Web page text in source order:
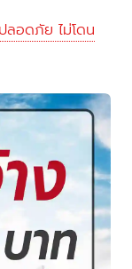
ลอดภัย ไม่โดน